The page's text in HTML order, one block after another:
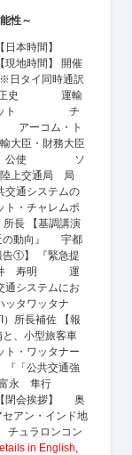
性～
本時間】
地時間】 開催
日タイ同時通訳
利 正史 運輸
ニミット チ
アーコム・ト
大臣・財務大臣​
公使 ソ
上交通局 局
通システムの
・チャレムポ
長 【基調講演
の動向』 宇都
】 『緊急提
室井 寿明 運
システムにお
タワッタナ
所長補佐 【報
、小型旅客車
・ワッタナー
「公共交通強
』 富永 隼行
閉会挨拶】 奥
ン・インド地
ュラロンコン
in English,